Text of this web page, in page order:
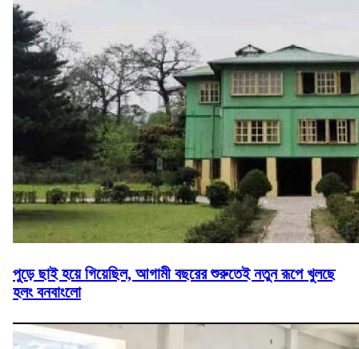
পুড়ে ছাই হয়ে গিয়েছিল, আগামী বছরের শুরুতেই নতুন রূপে খুলছে
হলং বনবাংলো